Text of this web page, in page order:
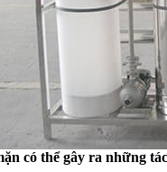
có thể gây ra những